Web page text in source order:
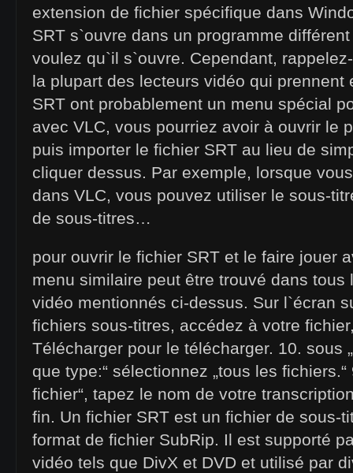
extension de fichier spécifique dans
SRT s`ouvre dans un programme
voulez qu`il s`ouvre. Cependant,
la plupart des lecteurs vidéo qui prennent
SRT ont probablement un menu spécial
avec VLC, vous pourriez avoir à ouvrir le
puis importer le fichier SRT au lieu de
cliquer dessus. Par exemple, lorsque
dans VLC, vous pouvez utiliser le sous-
de sous-titres…
pour ouvrir le fichier SRT et le faire jouer
menu similaire peut être trouvé dans tous
vidéo mentionnés ci-dessus. Sur l`écran
fichiers sous-titres, accédez à votre
Télécharger pour le télécharger. 10. sous
que type:“ sélectionnez „tous les
fichier“, tapez le nom de votre
fin. Un fichier SRT est un fichier de sous-
format de fichier SubRip. Il est supporté
vidéo tels que DivX et DVD et utilisé par